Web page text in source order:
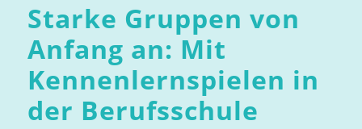
Starke Gruppen von
Anfang an: Mit
Kennenlernspielen in
der Berufsschule